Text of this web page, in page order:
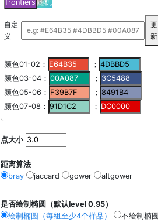
frontiers 随机
自定
义
更
新
颜色01-02：
；
颜色03-04：
；
颜色05-06：
；
颜色07-08：
；
点大小
距离算法
bray
jaccard gower altgower
是否绘制椭圆（默认level 0.95）
绘制椭圆（每组至少4个样品）
不绘制椭